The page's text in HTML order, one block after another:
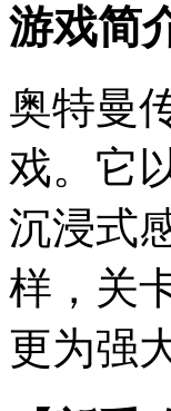
游戏简
奥特曼
戏。它
沉浸式
样，关
更为强